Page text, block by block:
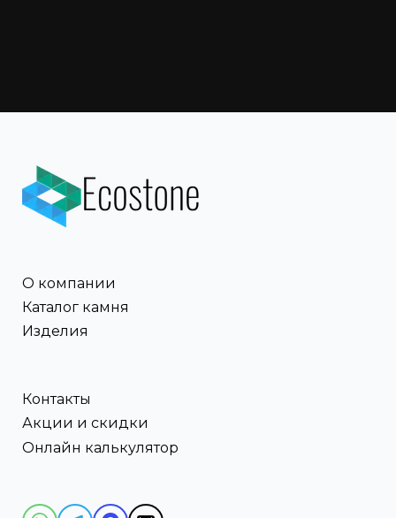
О компании
Каталог камня
Изделия
Контакты
Акции и скидки
Онлайн калькулятор